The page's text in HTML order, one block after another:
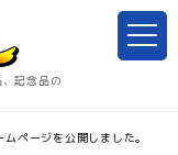
記念品の
ムページを公開しました。